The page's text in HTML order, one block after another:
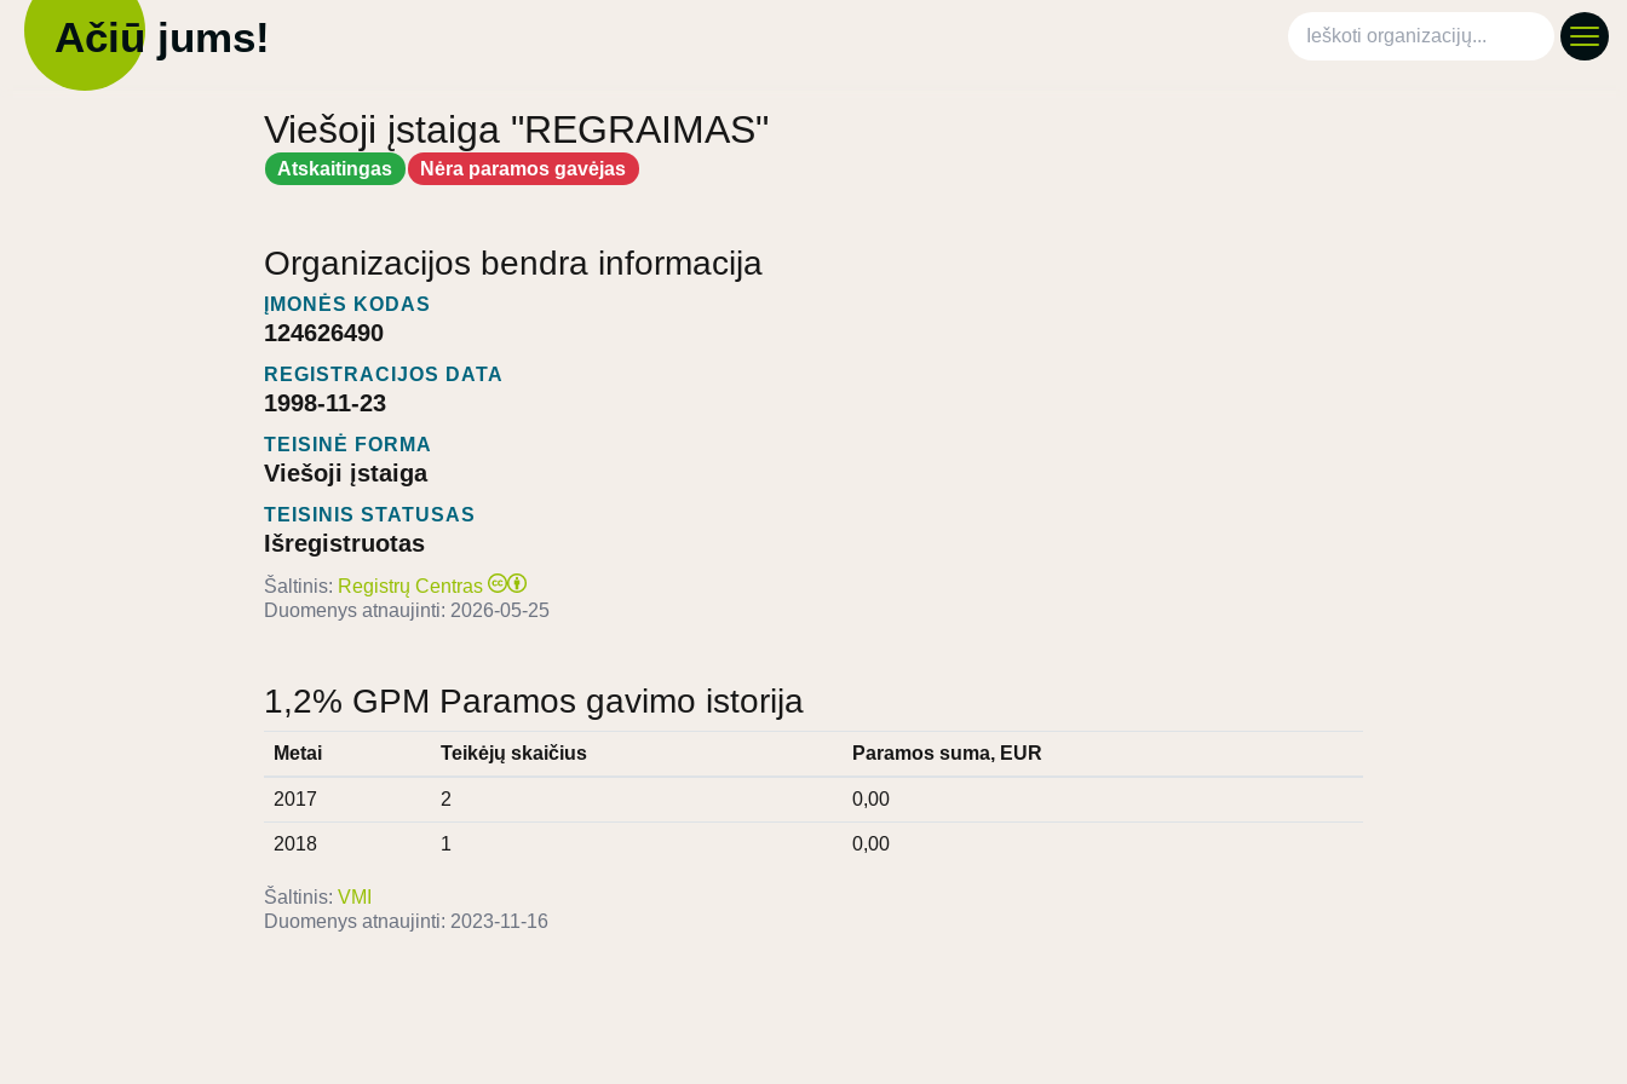
Ačiū jums! Ieškoti organizacijų
Viešoji įstaiga "REGRAIMAS"
Atskaitingas Nėra paramos gavėjas
Organizacijos bendra informacija
ĮMONĖS KODAS
124626490
REGISTRACIJOS DATA
1998-11-23
TEISINĖ FORMA
Viešoji įstaiga
TEISINIS STATUSAS
Išregistruotas
Šaltinis: Registrų Centras
Duomenys atnaujinti: 2026-05-25
1,2% GPM Paramos gavimo istorija
Metai Teikėjų skaičius Paramos suma, EUR
2017 2 0,00
2018 1 0,00
Šaltinis: VMI
Duomenys atnaujinti: 2023-11-16